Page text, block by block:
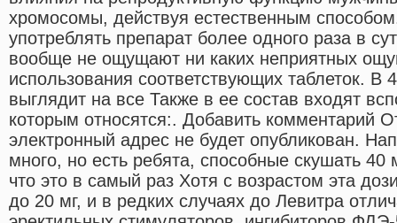
хромосомы, действуя естественным
употреблять препарат более одного раза в
вообще не ощущают ни каких неприятных
использования соответствующих таблеток. В
выглядит на все Также в ее состав входят
которым относятся:. Добавить комментарий
электронный адрес не будет опубликован.
много, но есть ребята, способные скушать 40
что это в самый раз Хотя с возрастом эта
до 20 мг, и в редких случаях до Левитра